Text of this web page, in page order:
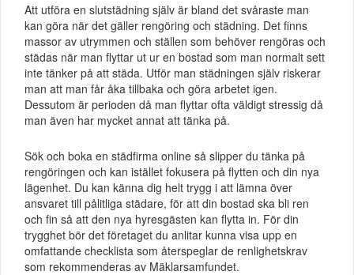
Att utföra en slutstädning själv är bland det svåraste man
kan göra när det gäller rengöring och städning. Det finns
massor av utrymmen och ställen som behöver rengöras och
städas när man flyttar ut ur en bostad som man normalt sett
inte tänker på att städa. Utför man städningen själv riskerar
man att man får åka tillbaka och göra arbetet igen.
Dessutom är perioden då man flyttar ofta väldigt stressig då
man även har mycket annat att tänka på.
Sök och boka en städfirma online så slipper du tänka på
rengöringen och kan istället fokusera på flytten och din nya
lägenhet. Du kan känna dig helt trygg i att lämna över
ansvaret till pålitliga städare, för att din bostad ska bli ren
och fin så att den nya hyresgästen kan flytta in. För din
trygghet bör det företaget du anlitar kunna visa upp en
omfattande checklista som återspeglar de renlighetskrav
som rekommenderas av Mäklarsamfundet.